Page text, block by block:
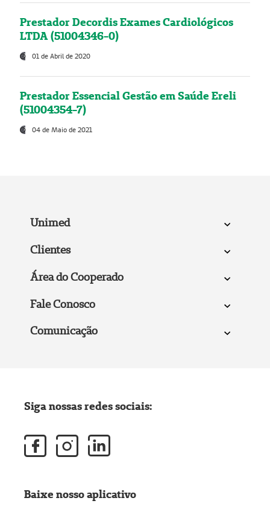
Prestador Decordis Exames Cardiológicos
LTDA (51004346-0)
01 de Abril de 2020
Prestador Essencial Gestão em Saúde Ereli
(51004354-7)
04 de Maio de 2021
Unimed
Clientes
Área do Cooperado
Fale Conosco
Comunicação
Siga nossas redes sociais:
Baixe nosso aplicativo